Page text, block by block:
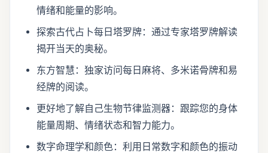
情绪和能量的影响。
探索古代占卜每日塔罗牌：通过专家塔罗牌解读
揭开当天的奥秘。
东方智慧：独家访问每日麻将、多米诺骨牌和易
经牌的阅读。
更好地了解自己生物节律监测器：跟踪您的身体
能量周期、情绪状态和智力能力。
数字命理学和颜色：利用日常数字和颜色的振动